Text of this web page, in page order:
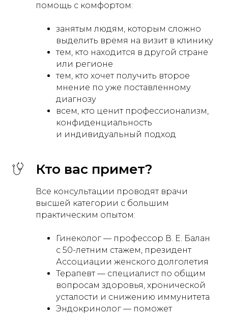
помощь с комфортом:
занятым людям, которым сложно
выделить время на визит в клинику
тем, кто находится в другой стране
или регионе
тем, кто хочет получить второе
мнение по уже поставленному
диагнозу
всем, кто ценит профессионализм,
конфиденциальность
и индивидуальный подход
Кто вас примет?
Все консультации проводят врачи
высшей категории с большим
практическим опытом:
Гинеколог — профессор В. Е. Балан
с 50-летним стажем, президент
Ассоциации женского долголетия
Терапевт — специалист по общим
вопросам здоровья, хронической
усталости и снижению иммунитета
⁠Эндокринолог — поможет